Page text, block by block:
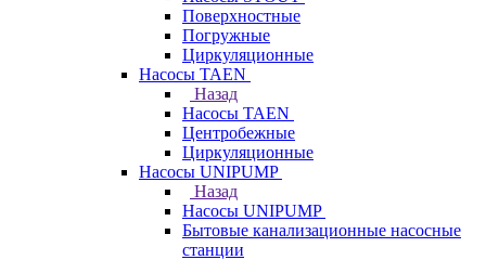
Поверхностные
Погружные
Циркуляционные
Насосы TAEN
Назад
Насосы TAEN
Центробежные
Циркуляционные
Насосы UNIPUMP
Назад
Насосы UNIPUMP
Бытовые канализационные насосные
станции